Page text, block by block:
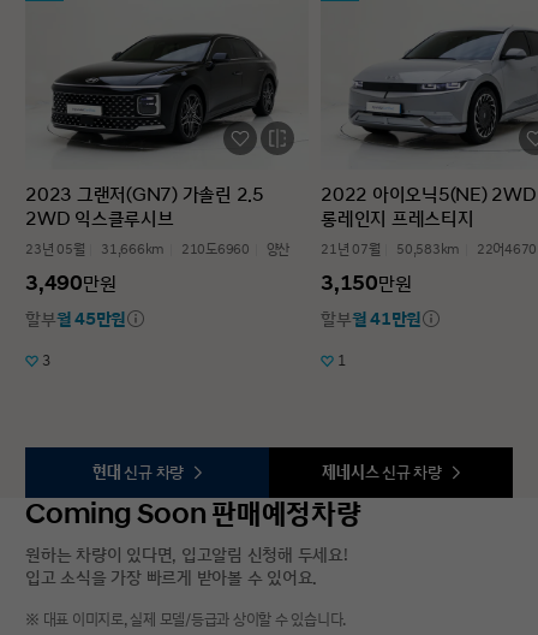
2023 그랜저(GN7) 가솔린 2.5
2WD 익스클루시브
23년 05월 31,666km 210도6960 양산
3,490만원
할부월 45만원
3
2022 아이오닉5(NE) 2WD
롱레인지 프레스티지
21년 07월 50,583km 22어4670
3,150만원
할부월 41만원
1
현대 신규 차량 제네시스 신규 차량
Coming Soon 판매예정차량
원하는 차량이 있다면, 입고알림 신청해 두세요!
입고 소식을 가장 빠르게 받아볼 수 있어요.
※ 대표 이미지로, 실제 모델/등급과 상이할 수 있습니다.